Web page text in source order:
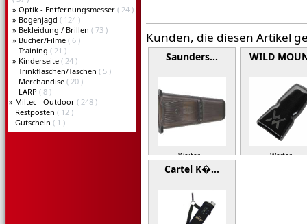
» Optik - Entfernungsmesser ( 24 )
» Bogenjagd ( 124 )
» Bekleidung / Brillen ( 73 )
» Bücher/Filme ( 6 )
Training ( 21 )
» Kinderseite ( 24 )
Trinkflaschen/Taschen ( 5 )
Merchandise ( 20 )
LARP ( 8 )
» Miltec - Outdoor ( 248 )
Restposten ( 12 )
Gutschein ( 1 )
Kunden, die diesen Artikel
Saunders…
Weiter »
WILD
Weiter »
Cartel K�…